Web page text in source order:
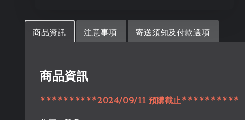
商品資訊 注意事項 寄送須知及付款選項
商品資訊
**********2024/09/11 預購截止**********